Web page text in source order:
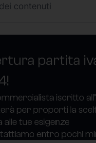
partita
iscritto
per proporti la
alle tue esigenze
entro pochi
contenuti